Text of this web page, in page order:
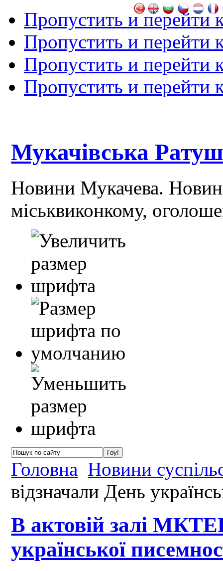
Пропустить и перейти
Пропустить и перейти
Пропустить и перейти
Пропустить и перейти
Мукачівська
Новини Мукачева.
міськвиконкому,
Головна Новини
відзначали День
В актовій залі
української